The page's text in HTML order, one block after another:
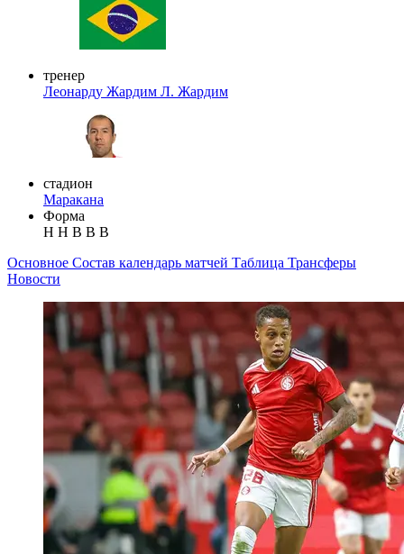
тренер
Леонарду Жардим Л. Жардим
стадион
Маракана
Форма
Н Н В В В
Основное Состав календарь матчей Таблица Трансферы
Новости